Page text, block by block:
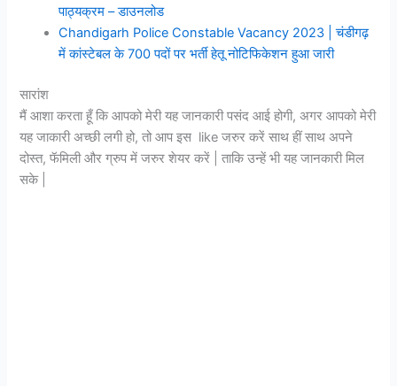
पाठ्यक्रम – डाउनलोड
Chandigarh Police Constable Vacancy 2023 | चंडीगढ़
में कांस्टेबल के 700 पदों पर भर्ती हेतू नोटिफिकेशन हुआ जारी
सारांश
मैं आशा करता हूँ कि आपको मेरी यह जानकारी पसंद आई होगी, अगर आपको मेरी
यह जाकारी अच्छी लगी हो, तो आप इस like जरुर करें साथ हीं साथ अपने
दोस्त, फॅमिली और ग्रुप में जरुर शेयर करें | ताकि उन्हें भी यह जानकारी मिल
सके |